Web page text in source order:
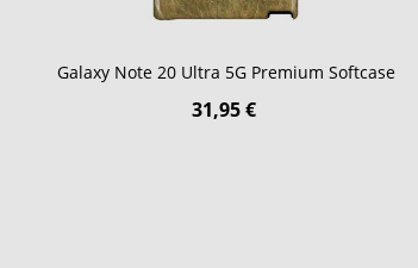
Galaxy Note 20 Ultra 5G Premium Softcase
31,95 €